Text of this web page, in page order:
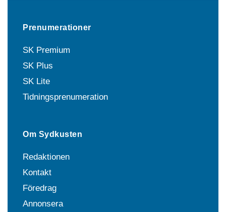
Prenumerationer
SK Premium
SK Plus
SK Lite
Tidningsprenumeration
Om Sydkusten
Redaktionen
Kontakt
Föredrag
Annonsera